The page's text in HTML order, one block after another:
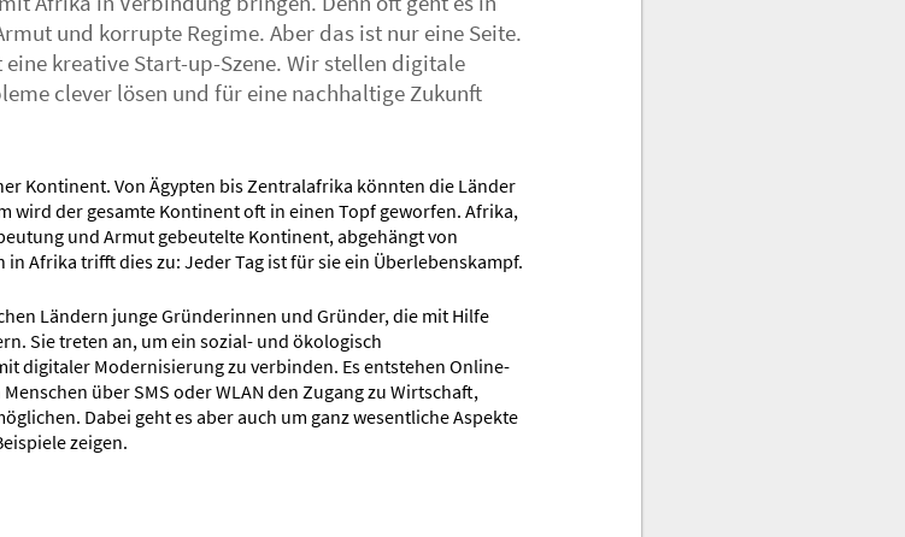
und korrupte Regime. Aber das ist nur eine Seite.
kreative Start-up-Szene. Wir stellen digitale
clever lösen und für eine nachhaltige Zukunft
Kontinent. Von Ägypten bis Zentralafrika könnten die Länder
wird der gesamte Kontinent oft in einen Topf geworfen. Afrika,
und Armut gebeutelte Kontinent, abgehängt von
Afrika trifft dies zu: Jeder Tag ist für sie ein Überlebenskampf.
Ländern junge Gründerinnen und Gründer, die mit Hilfe
Sie treten an, um ein sozial- und ökologisch
digitaler Modernisierung zu verbinden. Es entstehen Online-
über SMS oder WLAN den Zugang zu Wirtschaft,
Dabei geht es aber auch um ganz wesentliche Aspekte
zeigen.